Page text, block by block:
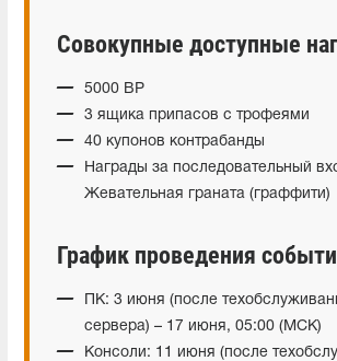
Совокупные доступные
5000 BP
3 ящика припасов с трофеями
40 купонов контрабанды
Награды за последовательный
Жевательная граната (граффити)
График проведения
ПК: 3 июня (после
сервера) – 17 июня, 05:00 (МСК)
Консоли: 11 июня (после